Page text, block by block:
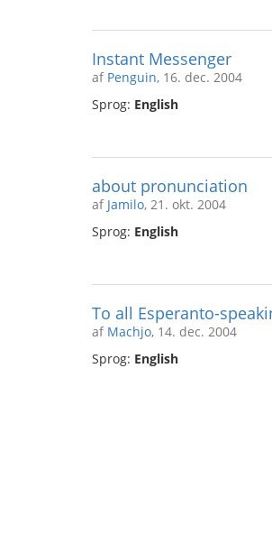
Instant Messenger
af Penguin, 16. dec. 2004
Sprog: English
about pronunciation
af Jamilo, 21. okt. 2004
Sprog: English
To all Esperanto-
af Machjo, 14. dec. 2004
Sprog: English